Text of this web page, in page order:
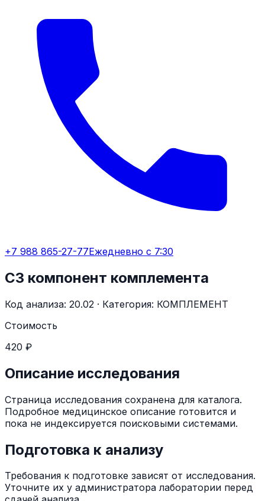
+7 988 865-27-77Ежедневно с 7:30
С3 компонент комплемента
Код анализа: 20.02 · Категория: КОМПЛЕМЕНТ
Стоимость
420 ₽
Описание исследования
Страница исследования сохранена для каталога.
Подробное медицинское описание готовится и
пока не индексируется поисковыми системами.
Подготовка к анализу
Требования к подготовке зависят от исследования.
Уточните их у администратора лаборатории перед